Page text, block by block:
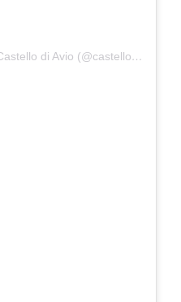
Un post condiviso da FAI – Castello di Avio (@castellodiavio)